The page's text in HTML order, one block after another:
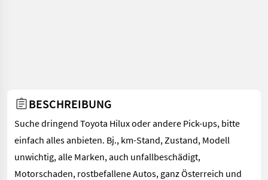
BESCHREIBUNG
Suche dringend Toyota Hilux oder andere Pick-ups, bitte
einfach alles anbieten. Bj., km-Stand, Zustand, Modell
unwichtig, alle Marken, auch unfallbeschädigt,
Motorschaden, rostbefallene Autos, ganz Österreich und